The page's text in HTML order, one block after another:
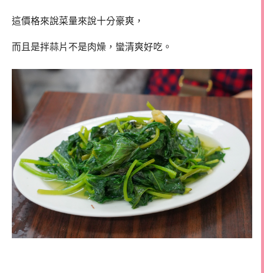
這價格來說菜量來說十分豪爽，
而且是拌蒜片不是肉燥，蠻清爽好吃。